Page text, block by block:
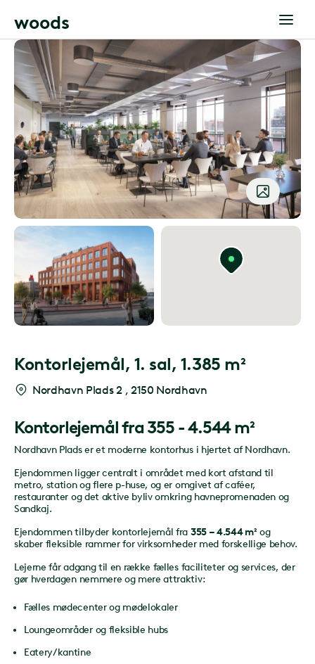
woods
Kontorlejemål, 1. sal, 1.385 m²
Nordhavn Plads 2 , 2150 Nordhavn
Kontorlejemål fra 355 - 4.544 m²
Nordhavn Plads er et moderne kontorhus i hjertet af Nordhavn.
Ejendommen ligger centralt i området med kort afstand til
metro, station og flere p-huse, og er omgivet af caféer,
restauranter og det aktive byliv omkring havnepromenaden og
Sandkaj.
Ejendommen tilbyder kontorlejemål fra 355 – 4.544 m² og
skaber fleksible rammer for virksomheder med forskellige behov.
Lejerne får adgang til en række fælles faciliteter og services, der
gør hverdagen nemmere og mere attraktiv:
Fælles mødecenter og mødelokaler
Loungeområder og fleksible hubs
Eatery/kantine